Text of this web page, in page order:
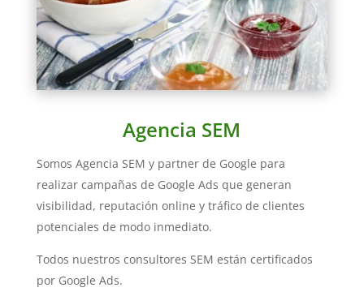
Agencia SEM
Somos Agencia SEM y partner de Google para
realizar campañas de Google Ads que generan
visibilidad, reputación online y tráfico de clientes
potenciales de modo inmediato.
Todos nuestros consultores SEM están certificados
por Google Ads.